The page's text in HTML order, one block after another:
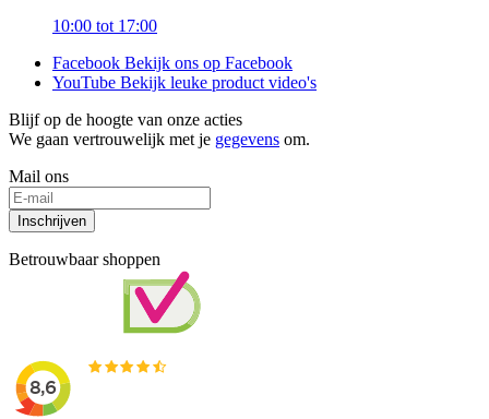
10:00 tot 17:00
Facebook Bekijk ons op Facebook
YouTube Bekijk leuke product video's
Blijf op de hoogte van onze acties
We gaan vertrouwelijk met je gegevens om.
Mail ons
Inschrijven
Betrouwbaar shoppen